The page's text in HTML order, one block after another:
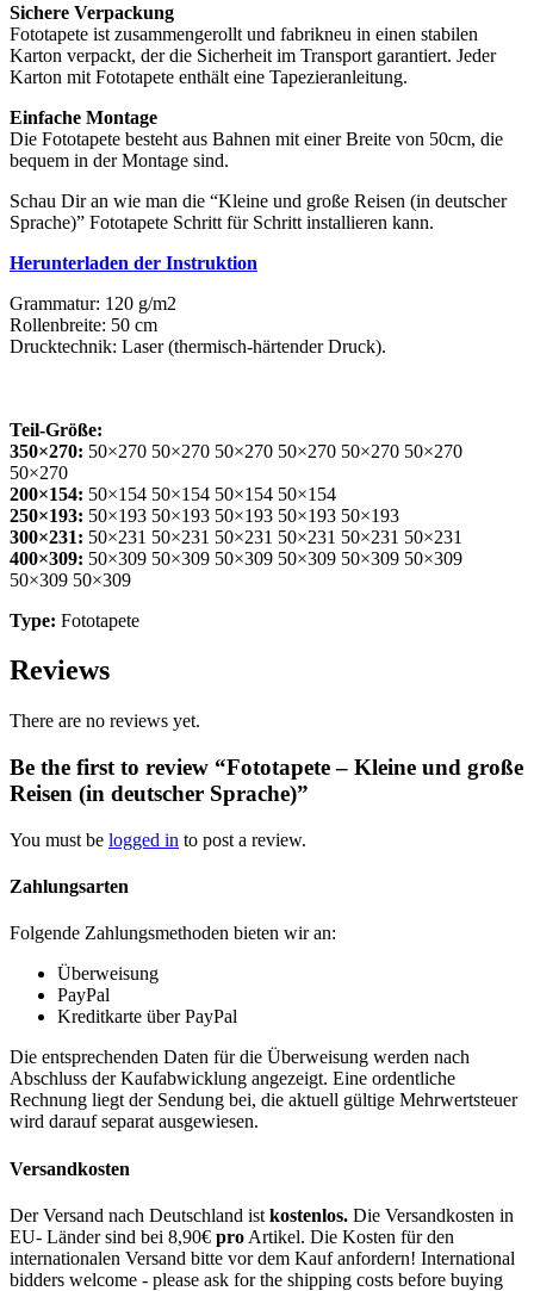
Sichere Verpackung
Fototapete ist zusammengerollt und fabrikneu in einen stabilen
Karton verpackt, der die Sicherheit im Transport garantiert. Jeder
Karton mit Fototapete enthält eine Tapezieranleitung.
Einfache Montage
Die Fototapete besteht aus Bahnen mit einer Breite von 50cm, die
bequem in der Montage sind.
Schau Dir an wie man die “Kleine und große Reisen (in deutscher
Sprache)” Fototapete Schritt für Schritt installieren kann.
Herunterladen der Instruktion
Grammatur: 120 g/m2
Rollenbreite: 50 cm
Drucktechnik: Laser (thermisch-härtender Druck).
Teil-Größe:
350×270: 50×270 50×270 50×270 50×270 50×270 50×270
50×270
200×154: 50×154 50×154 50×154 50×154
250×193: 50×193 50×193 50×193 50×193 50×193
300×231: 50×231 50×231 50×231 50×231 50×231 50×231
400×309: 50×309 50×309 50×309 50×309 50×309 50×309
50×309 50×309
Type: Fototapete
Reviews
There are no reviews yet.
Be the first to review “Fototapete – Kleine und große
Reisen (in deutscher Sprache)”
You must be logged in to post a review.
Zahlungsarten
Folgende Zahlungsmethoden bieten wir an:
Überweisung
PayPal
Kreditkarte über PayPal
Die entsprechenden Daten für die Überweisung werden nach
Abschluss der Kaufabwicklung angezeigt. Eine ordentliche
Rechnung liegt der Sendung bei, die aktuell gültige Mehrwertsteuer
wird darauf separat ausgewiesen.
Versandkosten
Der Versand nach Deutschland ist kostenlos. Die Versandkosten in
EU- Länder sind bei 8,90€ pro Artikel. Die Kosten für den
internationalen Versand bitte vor dem Kauf anfordern! International
bidders welcome - please ask for the shipping costs before buying